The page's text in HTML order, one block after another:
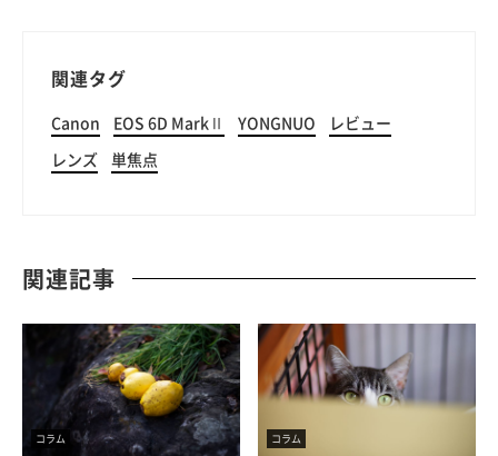
関連タグ
Canon EOS 6D MarkⅡ YONGNUO レビュー
レンズ 単焦点
関連記事
コラム コラム